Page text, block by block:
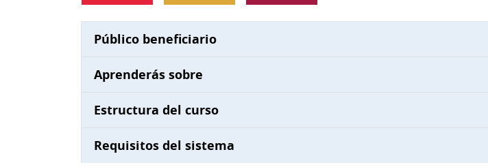
Público beneficiario
Aprenderás sobre
Estructura del curso
Requisitos del sistema